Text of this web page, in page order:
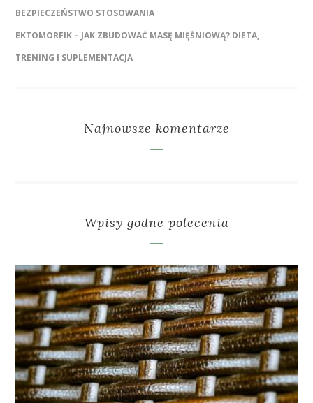
BEZPIECZEŃSTWO STOSOWANIA
EKTOMORFIK – JAK ZBUDOWAĆ MASĘ MIĘŚNIOWĄ? DIETA,
TRENING I SUPLEMENTACJA
Najnowsze komentarze
Wpisy godne polecenia